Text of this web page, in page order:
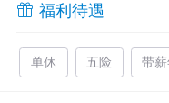
福利待遇
单休 五险 带